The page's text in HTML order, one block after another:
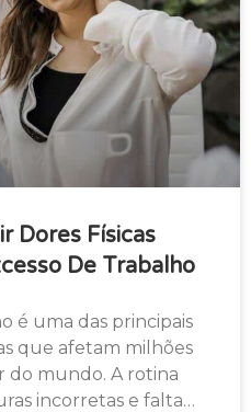
Dores Físicas
De Trabalho
é uma das principais
que afetam milhões
do mundo. A rotina
incorretas e falta…